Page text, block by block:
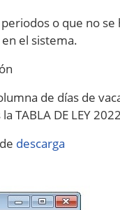
o que no se
el sistema.
de días de
TABLA DE LEY
descarga